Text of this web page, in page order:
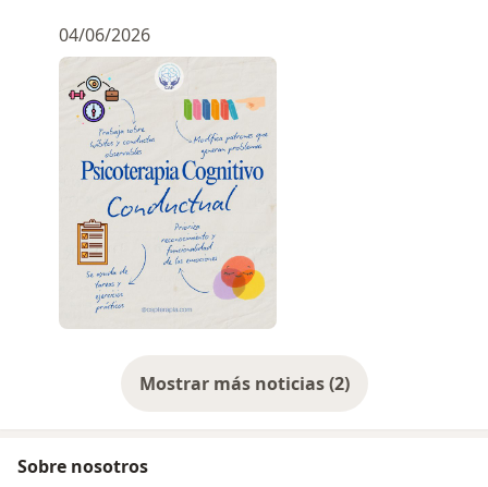
04/06/2026
Mostrar más noticias (2)
Sobre nosotros